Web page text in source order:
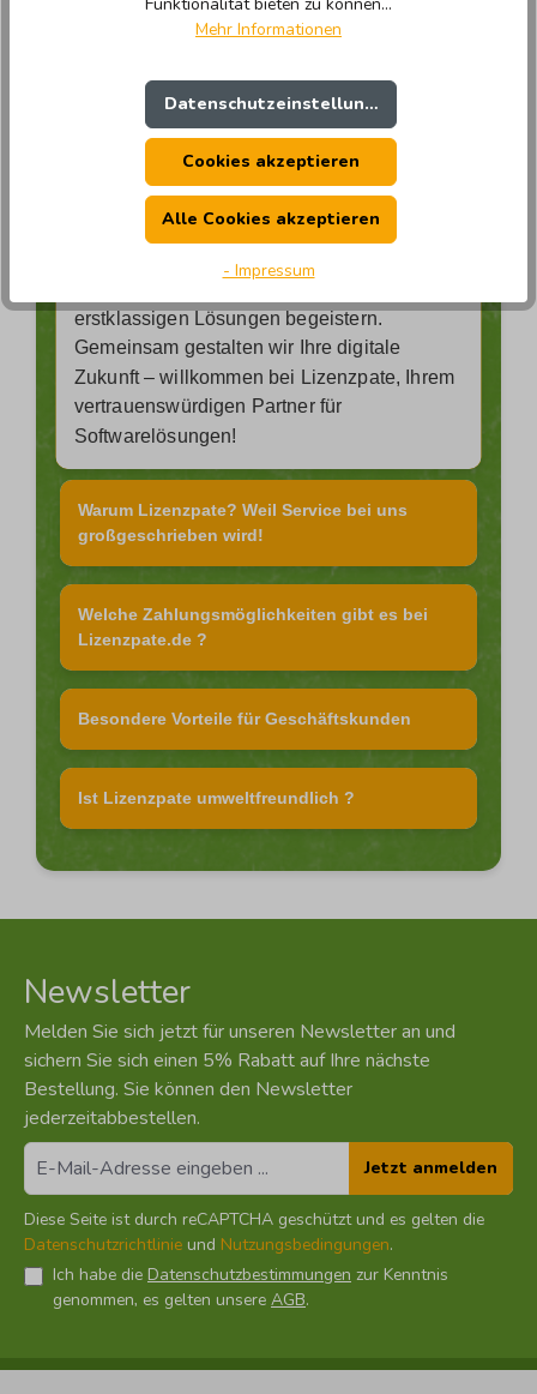
Bei uns erwarten Sie nicht nur hochwertige
Ihre Erwartungen übertrifft. Einfachheit,
Inspiration und Verlässlichkeit stehen bei
uns im Mittelpunkt – damit Sie genau die
Software finden, die zu Ihren individuellen
Bedürfnissen passt.
Entdecken Sie unser umfangreiches
erstklassigen Lösungen begeistern.
Gemeinsam gestalten wir Ihre digitale
Zukunft – willkommen bei Lizenzpate, Ihrem
vertrauenswürdigen Partner für
Softwarelösungen!
Warum Lizenzpate? Weil Service bei uns
großgeschrieben wird!
Welche Zahlungsmöglichkeiten gibt es bei
Lizenzpate.de ?
Besondere Vorteile für Geschäftskunden
Ist Lizenzpate umweltfreundlich ?
Newsletter
Melden Sie sich jetzt für unseren Newsletter an und
sichern Sie sich einen 5% Rabatt auf Ihre nächste
Bestellung. Sie können den Newsletter
jederzeitabbestellen.
Diese Seite ist durch reCAPTCHA geschützt und es gelten die
Datenschutzrichtlinie und Nutzungsbedingungen.
Ich habe die Datenschutzbestimmungen zur Kenntnis
genommen, es gelten unsere AGB.
Jetzt anmelden
Funktionalität bieten zu können...
Mehr Informationen
Datenschutzeinstellungen
Cookies akzeptieren
Alle Cookies akzeptieren
- Impressum